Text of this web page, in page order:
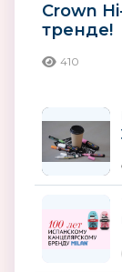
Crown
тренде!
410